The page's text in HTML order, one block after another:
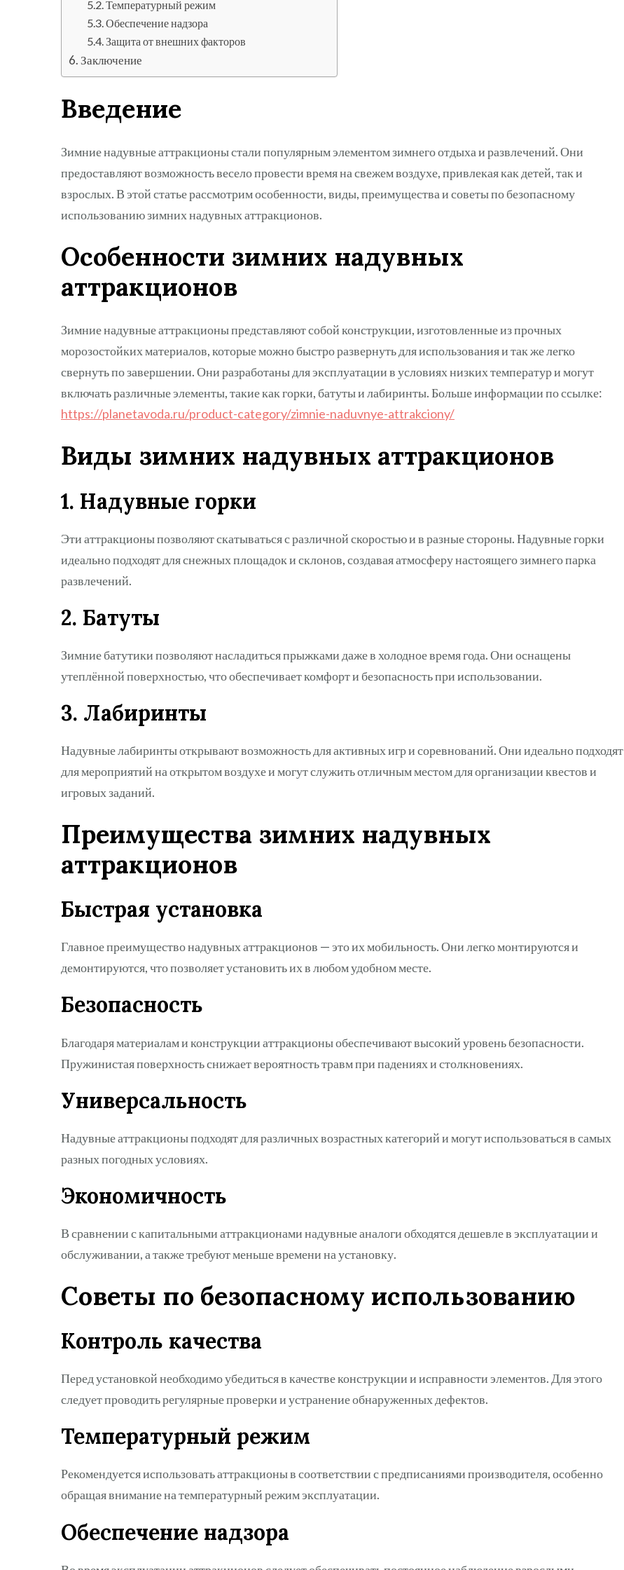
Температурный режим
Обеспечение надзора
Защита от внешних факторов
Заключение
Введение
Зимние надувные аттракционы стали популярным элементом зимнего отдыха и развлечений. Они
предоставляют возможность весело провести время на свежем воздухе, привлекая как детей, так и
взрослых. В этой статье рассмотрим особенности, виды, преимущества и советы по безопасному
использованию зимних надувных аттракционов.
Особенности зимних надувных
аттракционов
Зимние надувные аттракционы представляют собой конструкции, изготовленные из прочных
морозостойких материалов, которые можно быстро развернуть для использования и так же легко
свернуть по завершении. Они разработаны для эксплуатации в условиях низких температур и могут
включать различные элементы, такие как горки, батуты и лабиринты. Больше информации по ссылке:
https://planetavoda.ru/product-category/zimnie-naduvnye-attrakciony/
Виды зимних надувных аттракционов
1. Надувные горки
Эти аттракционы позволяют скатываться с различной скоростью и в разные стороны. Надувные горки
идеально подходят для снежных площадок и склонов, создавая атмосферу настоящего зимнего парка
развлечений.
2. Батуты
Зимние батутики позволяют насладиться прыжками даже в холодное время года. Они оснащены
утеплённой поверхностью, что обеспечивает комфорт и безопасность при использовании.
3. Лабиринты
Надувные лабиринты открывают возможность для активных игр и соревнований. Они идеально подходят
для мероприятий на открытом воздухе и могут служить отличным местом для организации квестов и
игровых заданий.
Преимущества зимних надувных
аттракционов
Быстрая установка
Главное преимущество надувных аттракционов — это их мобильность. Они легко монтируются и
демонтируются, что позволяет установить их в любом удобном месте.
Безопасность
Благодаря материалам и конструкции аттракционы обеспечивают высокий уровень безопасности.
Пружинистая поверхность снижает вероятность травм при падениях и столкновениях.
Универсальность
Надувные аттракционы подходят для различных возрастных категорий и могут использоваться в самых
разных погодных условиях.
Экономичность
В сравнении с капитальными аттракционами надувные аналоги обходятся дешевле в эксплуатации и
обслуживании, а также требуют меньше времени на установку.
Советы по безопасному использованию
Контроль качества
Перед установкой необходимо убедиться в качестве конструкции и исправности элементов. Для этого
следует проводить регулярные проверки и устранение обнаруженных дефектов.
Температурный режим
Рекомендуется использовать аттракционы в соответствии с предписаниями производителя, особенно
обращая внимание на температурный режим эксплуатации.
Обеспечение надзора